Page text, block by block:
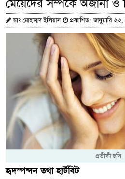
মেয়েদের সম্পর্কে অজানা
ডাঃ মোহাম্মদ ইলিয়াস প্রকাশিত: জানুয়ারি
প্রতীকী ছবি
হৃদস্পন্দন তথা হার্টবিট